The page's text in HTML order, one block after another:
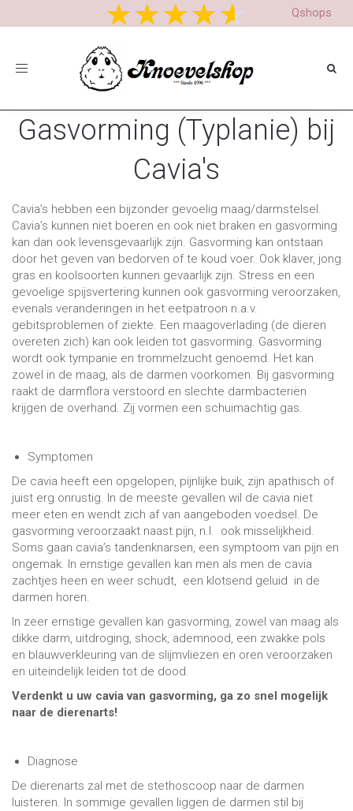
Qshops
Toggle
Gasvorming (Typlanie) bij
Cavia's
Cavia’s hebben een bijzonder gevoelig maag/darmstelsel.
Cavia’s kunnen niet boeren en ook niet braken en gasvorming
kan dan ook levensgevaarlijk zijn. Gasvorming kan ontstaan
door het geven van bedorven of te koud voer. Ook klaver, jong
gras en koolsoorten kunnen gevaarlijk zijn. Stress en een
gevoelige spijsvertering kunnen ook gasvorming veroorzaken,
evenals veranderingen in het eetpatroon n.a.v.
gebitsproblemen of ziekte. Een maagoverlading (de dieren
overeten zich) kan ook leiden tot gasvorming. Gasvorming
wordt ook tympanie en trommelzucht genoemd. Het kan
zowel in de maag, als de darmen voorkomen. Bij gasvorming
raakt de darmflora verstoord en slechte darmbacteriën
krijgen de overhand. Zij vormen een schuimachtig gas.
Symptomen
De cavia heeft een opgelopen, pijnlijke buik, zijn apathisch of
juist erg onrustig. In de meeste gevallen wil de cavia niet
meer eten en wendt zich af van aangeboden voedsel. De
gasvorming veroorzaakt naast pijn, n.l. ook misselijkheid.
Soms gaan cavia’s tandenknarsen, een symptoom van pijn en
ongemak. In ernstige gevallen kan men als men de cavia
zachtjes heen en weer schudt, een klotsend geluid in de
darmen horen.
In zeer ernstige gevallen kan gasvorming, zowel van maag als
dikke darm, uitdroging, shock, ademnood, een zwakke pols
en blauwverkleuring van de slijmvliezen en oren veroorzaken
en uiteindelijk leiden tot de dood.
Verdenkt u uw cavia van gasvorming, ga zo snel mogelijk
naar de dierenarts!
Diagnose
De dierenarts zal met de stethoscoop naar de darmen
luisteren. In sommige gevallen liggen de darmen stil bij